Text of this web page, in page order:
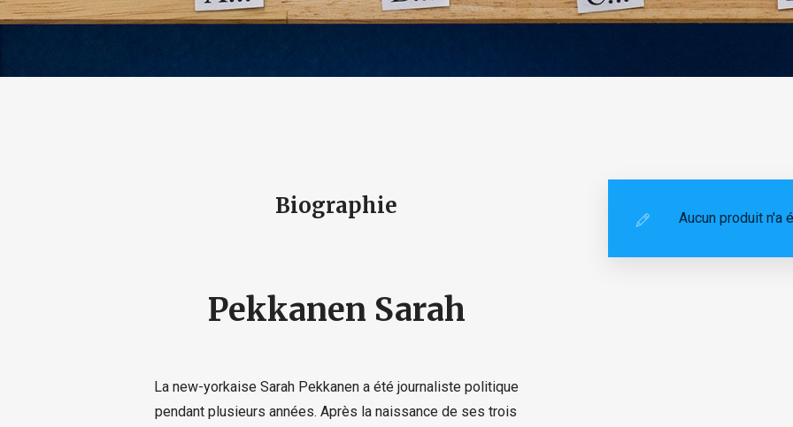
Biographie
Pekkanen Sarah
La new-yorkaise Sarah Pekkanen a été journaliste politique
pendant plusieurs années. Après la naissance de ses trois
Aucun produit n'a